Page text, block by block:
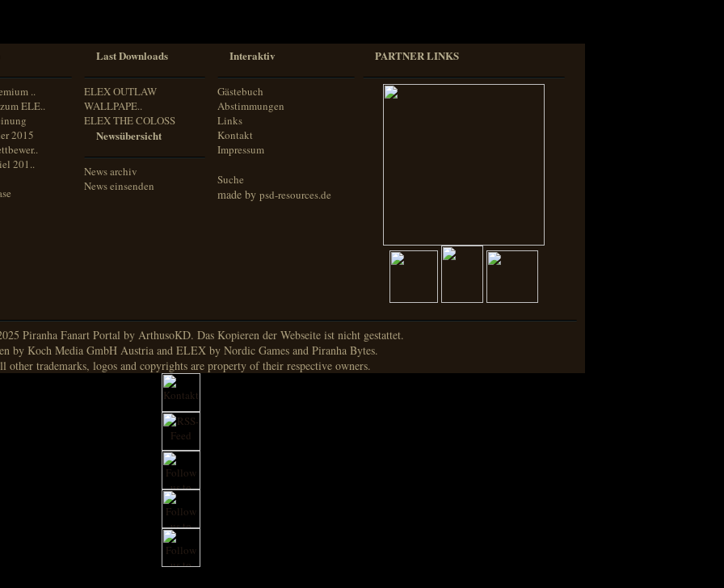
..
ELE..
2015
201..
Last Downloads
ELEX OUTLAW
WALLPAPE..
ELEX THE COLOSS
Newsübersicht
News archiv
News einsenden
Interaktiv
Gästebuch
Abstimmungen
Links
Kontakt
Impressum
Suche
made by psd-resources.de
PARTNER LINKS
Piranha Fanart Portal by ArthusoKD. Das Kopieren der Webseite ist nicht gestattet.
by Koch Media GmbH Austria and ELEX by Nordic Games and Piranha Bytes.
other trademarks, logos and copyrights are property of their respective owners.